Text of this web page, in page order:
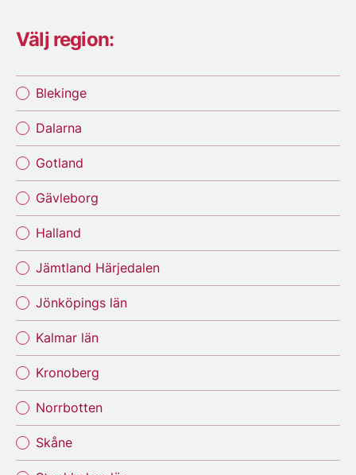
Välj region:
Blekinge
Dalarna
Gotland
Gävleborg
Halland
Jämtland Härjedalen
Jönköpings län
Kalmar län
Kronoberg
Norrbotten
Skåne